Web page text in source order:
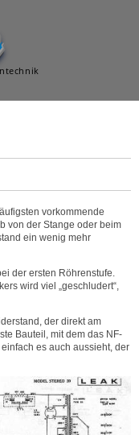
vorkommende
von der Stange oder beim
ein wenig mehr
der ersten Röhrenstufe.
wird viel „geschludert“,
der direkt am
Bauteil, mit dem das NF-
es auch aussieht, der